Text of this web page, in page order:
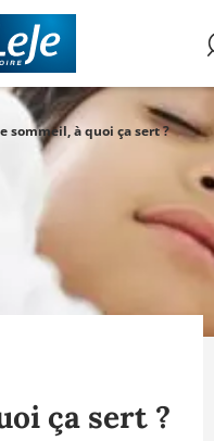
sommeil, à quoi ça sert ?
ça sert ?